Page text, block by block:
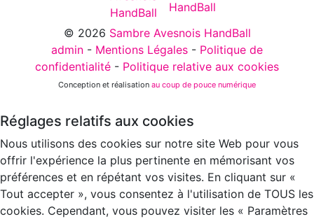
© 2026 Sambre Avesnois HandBall
admin - Mentions Légales - Politique de
confidentialité - Politique relative aux cookies
Conception et réalisation au coup de pouce numérique
Réglages relatifs aux cookies
Nous utilisons des cookies sur notre site Web pour vous
offrir l'expérience la plus pertinente en mémorisant vos
préférences et en répétant vos visites. En cliquant sur «
Tout accepter », vous consentez à l'utilisation de TOUS les
cookies. Cependant, vous pouvez visiter les « Paramètres